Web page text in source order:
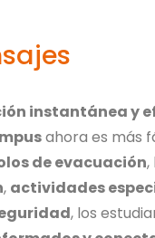
instantánea y
ahora es más
de evacuación,
, actividades
, los